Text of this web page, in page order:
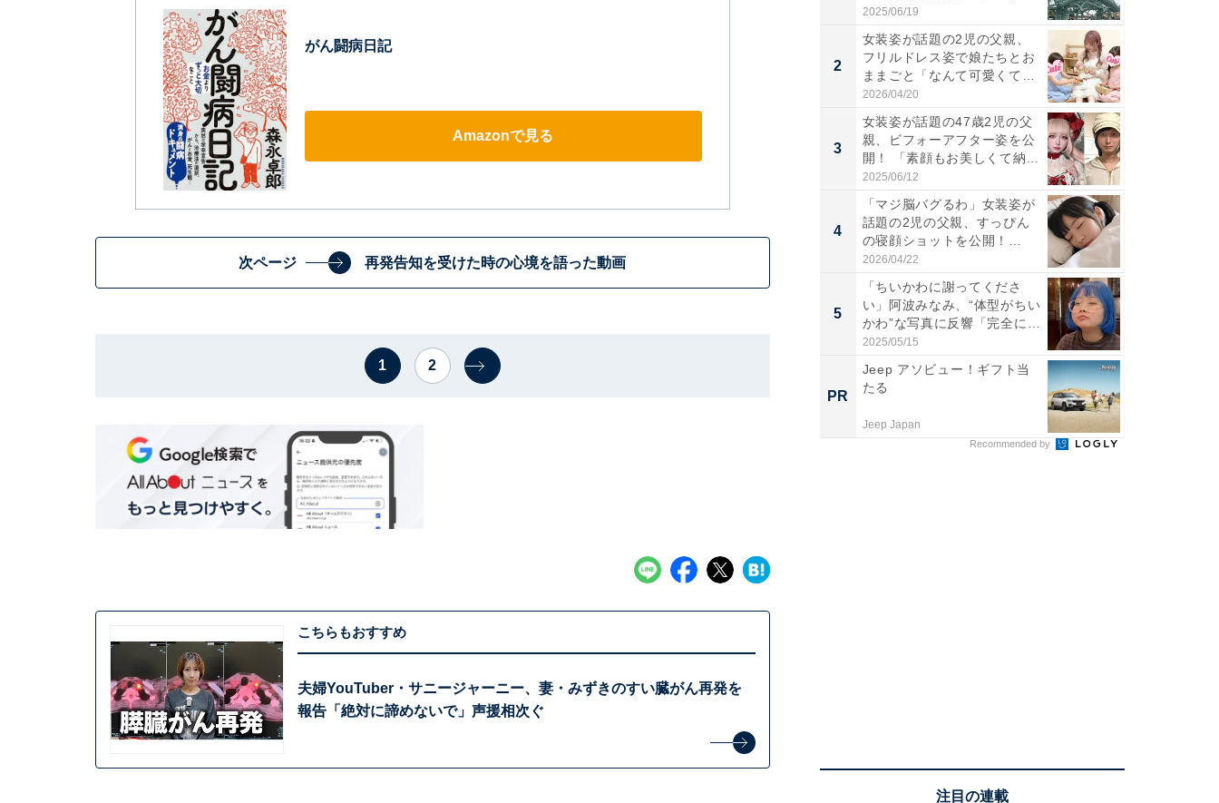
がん闘病日記
Amazonで見る
次ページ 再発告知を受けた時の心境を語った動画
1 2
こちらもおすすめ
夫婦YouTuber・サニージャーニー、妻・みずきのすい臓がん再発を
報告「絶対に諦めないで」声援相次ぐ
ち...
2025/06/19
2
女装姿が話題の2児の父親、
フリルドレス姿で娘たちとお
ままごと「なんて可愛くて平
和...
2026/04/20
3
女装姿が話題の47歳2児の父
親、ビフォーアフター姿を公
開！ 「素顔もお美しくて納...
2025/06/12
4
「マジ脳バグるわ」女装姿が
話題の2児の父親、すっぴん
の寝顔ショットを公開！
「ど...
2026/04/22
5
「ちいかわに謝ってくださ
い」阿波みなみ、“体型がちい
かわ”な写真に反響「完全に
一...
2025/05/15
PR
Jeep アソビュー！ギフト当
たる
Jeep Japan
Recommended by
注目の連載